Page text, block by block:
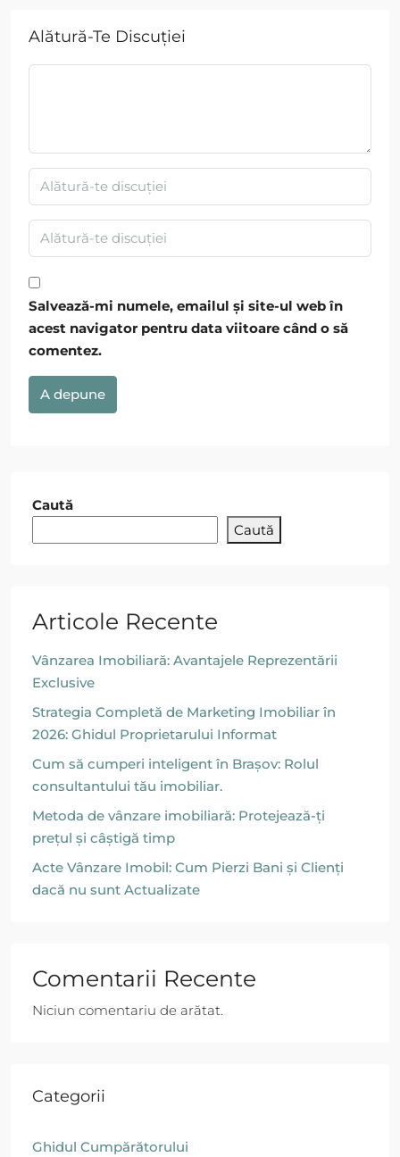
Alătură-Te Discuției
Salvează-mi numele, emailul și site-ul web în
acest navigator pentru data viitoare când o să
comentez.
A depune
Caută
Caută
Articole Recente
Vânzarea Imobiliară: Avantajele Reprezentării
Exclusive
Strategia Completă de Marketing Imobiliar în
2026: Ghidul Proprietarului Informat
Cum să cumperi inteligent în Brașov: Rolul
consultantului tău imobiliar.
Metoda de vânzare imobiliară: Protejează-ți
prețul și câștigă timp
Acte Vânzare Imobil: Cum Pierzi Bani și Clienți
dacă nu sunt Actualizate
Comentarii Recente
Niciun comentariu de arătat.
Categorii
Ghidul Cumpărătorului